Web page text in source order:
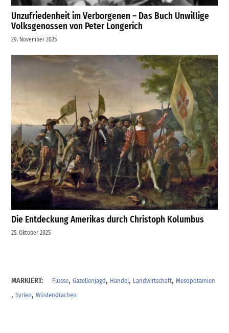
Unzufriedenheit im Verborgenen – Das Buch Unwillige
Volksgenossen von Peter Longerich
29. November 2025
Die Entdeckung Amerikas durch Christoph Kolumbus
25. Oktober 2025
MARKIERT: Flüsse,Gazellenjagd, Handel, Landwirtschaft,Mesopotamien
,Syrien,Wüstendrachen